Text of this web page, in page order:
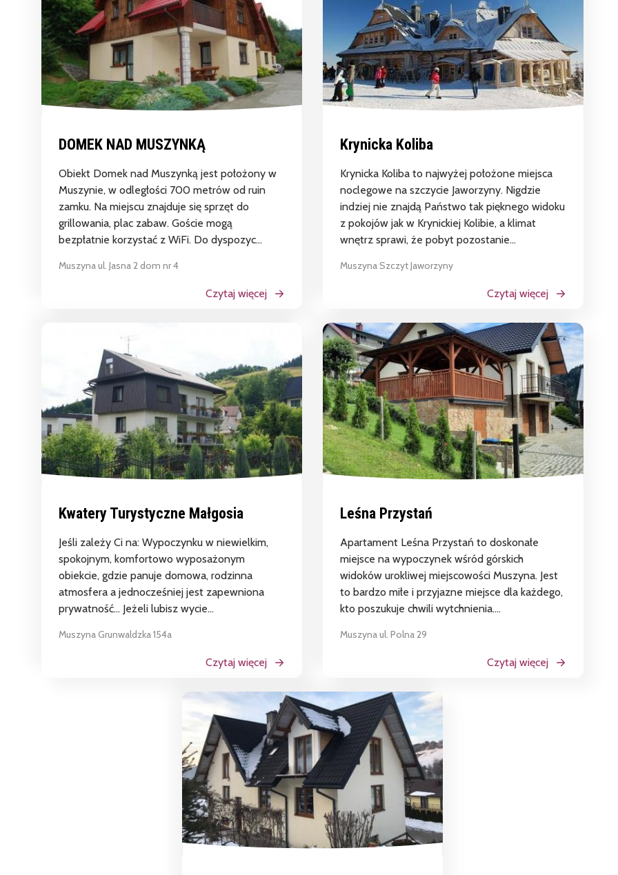
DOMEK NAD MUSZYNKĄ
Obiekt Domek nad Muszynką jest położony w
Muszynie, w odległości 700 metrów od ruin
zamku. Na miejscu znajduje się sprzęt do
grillowania, plac zabaw. Goście mogą
bezpłatnie korzystać z WiFi. Do dyspozyc...
Muszyna ul. Jasna 2 dom nr 4
Czytaj więcej
Krynicka Koliba
Krynicka Koliba to najwyżej położone miejsca
noclegowe na szczycie Jaworzyny. Nigdzie
indziej nie znajdą Państwo tak pięknego widoku
z pokojów jak w Krynickiej Kolibie, a klimat
wnętrz sprawi, że pobyt pozostanie...
Muszyna Szczyt Jaworzyny
Czytaj więcej
Kwatery Turystyczne Małgosia
Jeśli zależy Ci na: Wypoczynku w niewielkim,
spokojnym, komfortowo wyposażonym
obiekcie, gdzie panuje domowa, rodzinna
atmosfera a jednocześniej jest zapewniona
prywatność... Jeżeli lubisz wycie...
Muszyna Grunwaldzka 154a
Czytaj więcej
Leśna Przystań
Apartament Leśna Przystań to doskonałe
miejsce na wypoczynek wśród górskich
widoków urokliwej miejscowości Muszyna. Jest
to bardzo miłe i przyjazne miejsce dla każdego,
kto poszukuje chwili wytchnienia....
Muszyna ul. Polna 29
Czytaj więcej